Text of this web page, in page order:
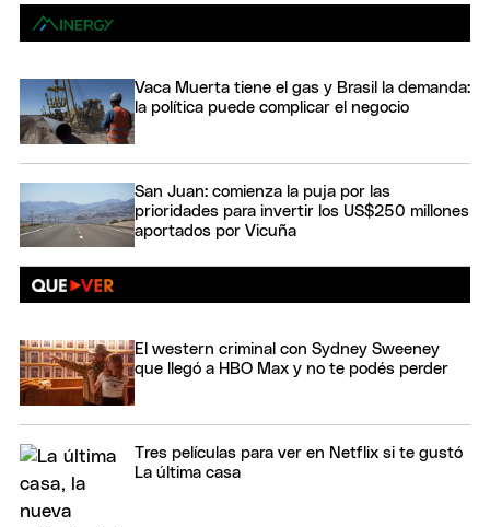
Vaca Muerta tiene el gas y Brasil la demanda:
la política puede complicar el negocio
San Juan: comienza la puja por las
prioridades para invertir los US$250 millones
aportados por Vicuña
El western criminal con Sydney Sweeney
que llegó a HBO Max y no te podés perder
Tres películas para ver en Netflix si te gustó
La última casa